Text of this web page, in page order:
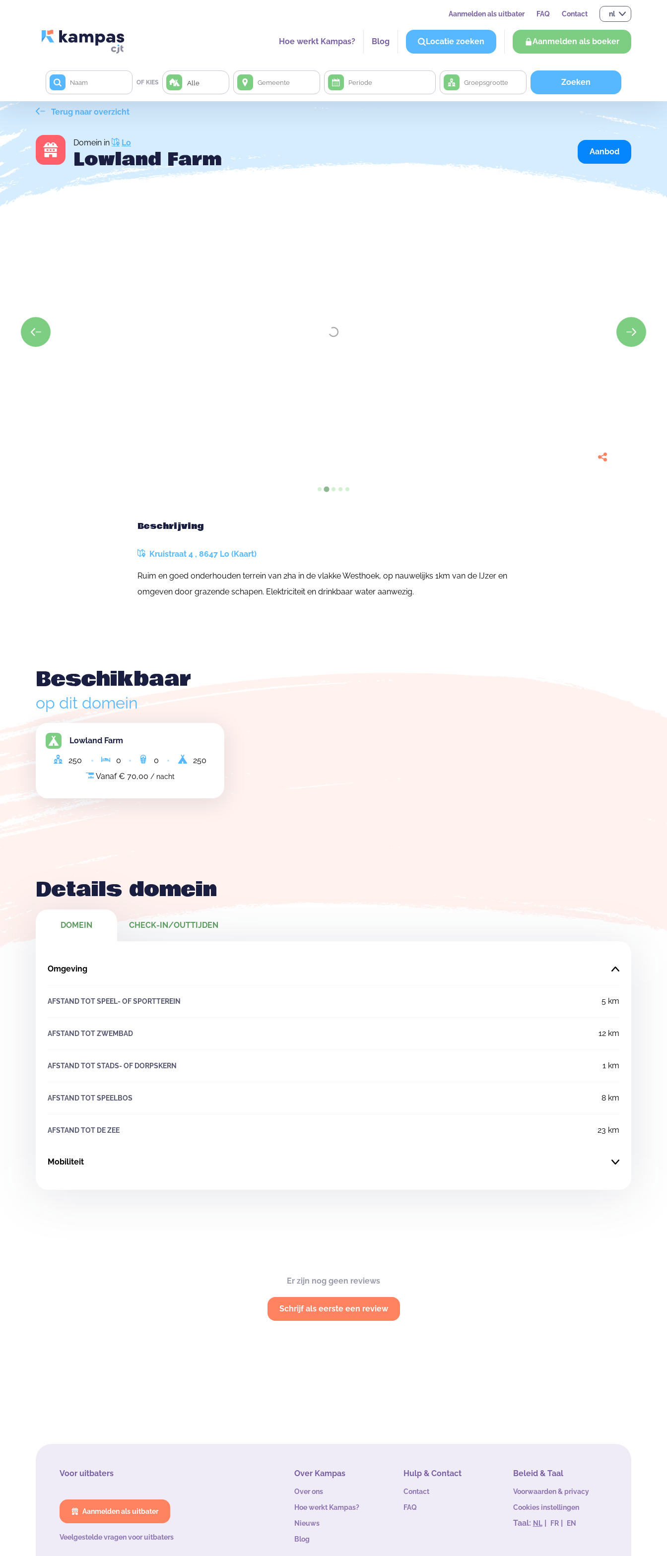
Aanmelden als uitbater FAQ Contact nl
Hoe werkt Kampas? Blog Locatie zoeken Aanmelden als boeker
OF KIES Alle Zoeken
Terug naar overzicht
Domein in Lo
Lowland Farm Aanbod
Beschrijving
Kruistraat 4 , 8647 Lo (Kaart)
Ruim en goed onderhouden terrein van 2ha in de vlakke Westhoek, op nauwelijks 1km van de IJzer en
omgeven door grazende schapen. Elektriciteit en drinkbaar water aanwezig.
Beschikbaar
op dit domein
Lowland Farm
250 0 0
250
Vanaf € 70,00 / nacht
Details domein
DOMEIN CHECK-IN/OUTTIJDEN
Omgeving
AFSTAND TOT SPEEL- OF SPORTTEREIN 5 km
AFSTAND TOT ZWEMBAD 12 km
AFSTAND TOT STADS- OF DORPSKERN 1 km
AFSTAND TOT SPEELBOS 8 km
AFSTAND TOT DE ZEE 23 km
Mobiliteit
Er zijn nog geen reviews
Schrijf als eerste een review
Voor uitbaters
Aanmelden als uitbater
Veelgestelde vragen voor uitbaters
Over Kampas
Over ons
Hoe werkt Kampas?
Nieuws
Blog
Hulp & Contact
Contact
FAQ
Beleid & Taal
Voorwaarden & privacy
Cookies instellingen
Taal: NL | FR | EN